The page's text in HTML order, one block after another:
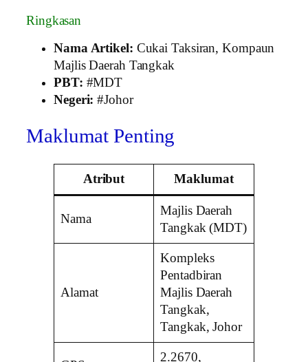
Ringkasan
Nama Artikel: Cukai Taksiran, Kompaun
Majlis Daerah Tangkak
PBT: #MDT
Negeri: #Johor
Maklumat Penting
Atribut Maklumat
Nama
Majlis Daerah
Tangkak (MDT)
Alamat
Kompleks
Pentadbiran
Majlis Daerah
Tangkak,
Tangkak, Johor
2.2670,